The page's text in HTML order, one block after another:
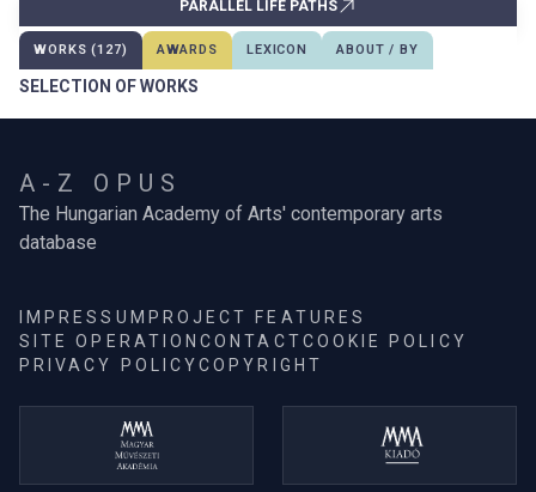
PARALLEL LIFE PATHS
WORKS (127) AWARDS LEXICON ABOUT / BY
SELECTION OF WORKS
A-Z OPUS
The Hungarian Academy of Arts' contemporary arts
database
IMPRESSUM PROJECT FEATURES
SITE OPERATIONCONTACTCOOKIE POLICY
PRIVACY POLICYCOPYRIGHT